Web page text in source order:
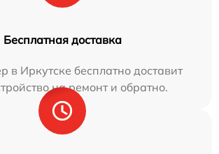
Бесплатная доставка
в Иркутске бесплатно доставит
на ремонт и обратно.